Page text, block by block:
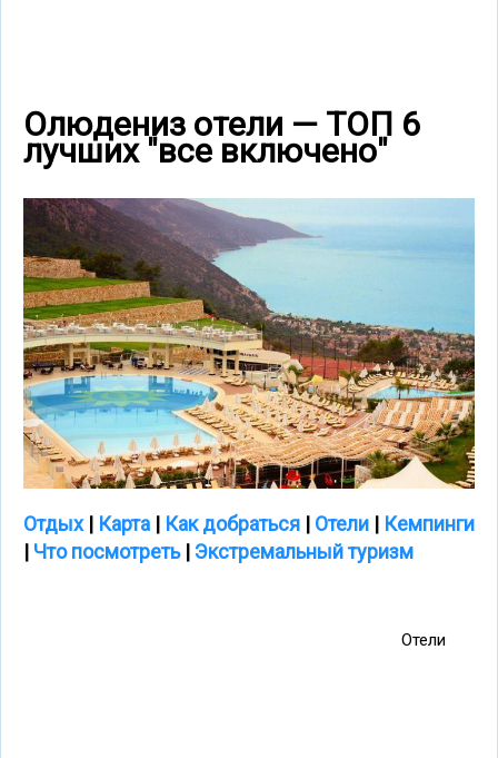
Олюдениз отели — ТОП 6
лучших "все включено"
Отдых| Карта | Как добраться | Отели | Кемпинги
| Что посмотреть| Экстремальный туризм
Отели